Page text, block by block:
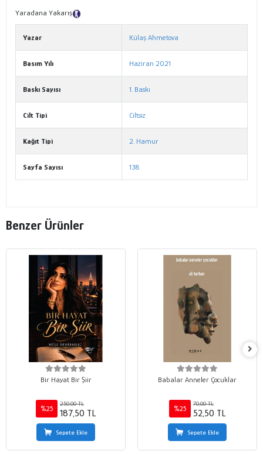
Yaradana Yakarış
Yazar Külaş Ahmetova
Basım Yılı Haziran 2021
Baskı Sayısı 1. Baskı
Cilt Tipi Ciltsiz
Kağıt Tipi 2. Hamur
Sayfa Sayısı 138
Benzer Ürünler
Bir Hayat Bir Şiir
%25
250,00 TL
187,50 TL
Sepete Ekle
Babalar Anneler Çocuklar
%25
70,00 TL
52,50 TL
Sepete Ekle